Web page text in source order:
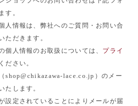
す。
人情報は、弊社へのご質問・お問い合
ただきます。
個人情報のお取扱については、 プライ
ださい。
shop@chikazawa-lace.co.jp）のメー
たします。
設定されていることによりメールが届